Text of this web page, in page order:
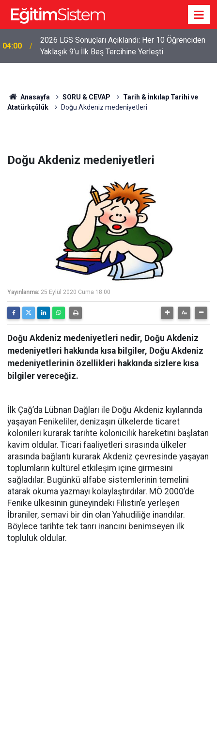
04:00
2026 LGS Sonuçları Açıklandı: Her 10 Öğrenciden
Yaklaşık 9’u İlk Beş Tercihine Yerleşti
Anasayfa SORU & CEVAP
Tarih & İnkılap Tarihi ve
Atatürkçülük
Doğu Akdeniz medeniyetleri
Doğu Akdeniz medeniyetleri
Yayınlanma: 25 Eylül 2020 Cuma 18:00
Doğu Akdeniz medeniyetleri nedir, Doğu Akdeniz
medeniyetleri hakkında kısa bilgiler, Doğu Akdeniz
medeniyetlerinin özellikleri hakkında sizlere kısa
bilgiler vereceğiz.
İlk Çağ’da Lübnan Dağları ile Doğu Akdeniz kıyılarında
yaşayan Fenikeliler, denizaşırı ülkelerde ticaret
kolonileri kurarak tarihte kolonicilik hareketini başlatan
kavim oldular. Ticari faaliyetleri sırasında ülkeler
arasında bağlantı kurarak Akdeniz çevresinde yaşayan
toplumların kültürel etkileşim içine girmesini
sağladılar. Bugünkü alfabe sistemlerinin temelini
atarak okuma yazmayı kolaylaştırdılar. MÖ 2000’de
Fenike ülkesinin güneyindeki Filistin’e yerleşen
İbraniler, semavi bir din olan Yahudiliğe inandılar.
Böylece tarihte tek tanrı inancını benimseyen ilk
topluluk oldular.